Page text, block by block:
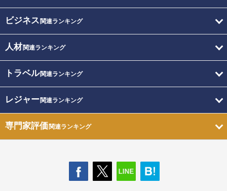
ビジネス 関連ランキング
人材関連ランキング
トラベル関連ランキング
レジャー関連ランキング
専門家評価関連ランキング